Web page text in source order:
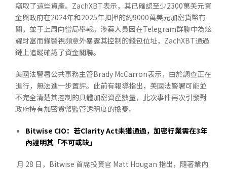
竊取了這些資產。ZachXBT表示，其已確認至少2300萬美元資
金與政府在2024年和2025年扣押的約9000萬美元加密貨幣有
關，並于上周向當局舉報。涉案人員因在Telegram群聊中為炫
耀財富而錄製視頻意外暴露其控制的錢包位址，ZachXBT通過
鏈上追蹤確認了資金關聯。
美國法警署公共事務主管Brady McCarron表示，由於調查正在
進行，無法進一步置評。此前有報導指出，美國法警署可能並
不完全清楚其控制的具體加密資產數量，此次事件再次引發對
政府持有加密貨幣監管透明度的擔憂。
Bitwise CIO：若Clarity Act未獲通過，加密行業需在3年
內證明其「不可或缺」
月 28 日，Bitwise 首席投資官 Matt Hougan 指出，隨著業內